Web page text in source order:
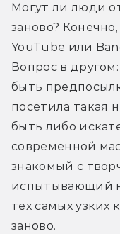
Могут ли люди
заново?
YouTube или
Вопрос в
быть
посетила такая
быть либо
современной
знакомый с
испытывающий
тех самых узких
заново.